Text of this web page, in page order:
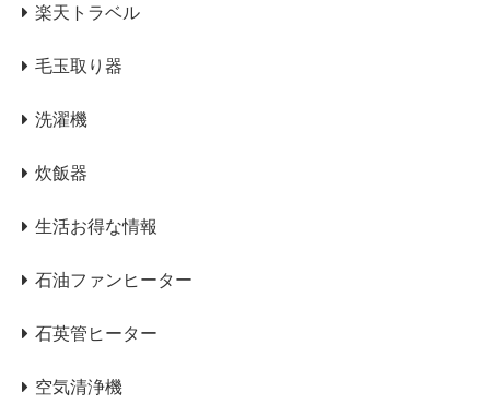
楽天トラベル
毛玉取り器
洗濯機
炊飯器
生活お得な情報
石油ファンヒーター
石英管ヒーター
空気清浄機